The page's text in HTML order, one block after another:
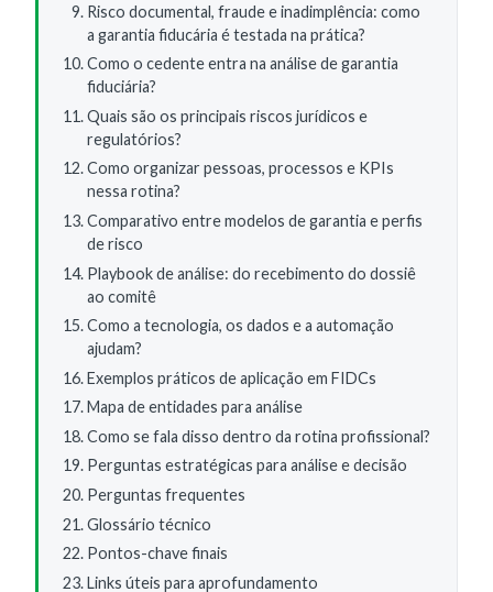
Risco documental, fraude e inadimplência: como
a garantia fiducária é testada na prática?
Como o cedente entra na análise de garantia
fiduciária?
Quais são os principais riscos jurídicos e
regulatórios?
Como organizar pessoas, processos e KPIs
nessa rotina?
Comparativo entre modelos de garantia e perfis
de risco
Playbook de análise: do recebimento do dossiê
ao comitê
Como a tecnologia, os dados e a automação
ajudam?
Exemplos práticos de aplicação em FIDCs
Mapa de entidades para análise
Como se fala disso dentro da rotina profissional?
Perguntas estratégicas para análise e decisão
Perguntas frequentes
Glossário técnico
Pontos-chave finais
Links úteis para aprofundamento